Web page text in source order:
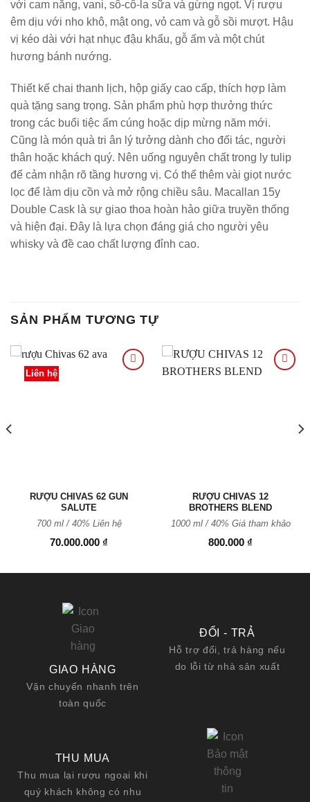
với cam nắng, vani, sô-cô-la sữa và gừng ngọt. Vị rượu
êm dịu với nho khô, mật ong, vỏ cam và gỗ sồi mượt. Hậu
vị kéo dài với hạt nhục đậu khấu, gỗ ấm và một chút
hương bánh nướng.
Thiết kế chai thanh lịch, hộp giấy cao cấp, thích hợp làm
quà tặng sang trọng. Sản phẩm phù hợp thưởng thức
trong các buổi tiệc ấm cúng hoặc dịp mừng năm mới.
Cũng là món quà tri ân lý tưởng dành cho đối tác, người
thân hoặc khách quý. Nên uống nguyên chất trong ly tulip
để cảm nhận rõ tầng hương vị. Có thể thêm vài giọt nước
lọc để làm dịu cồn và mở rộng chiều sâu. Macallan 15y
Double Cask là sự giao thoa hoàn hảo giữa truyền thống
và hiện đại. Đây là lựa chọn đáng giá cho người yêu
whisky và đề cao chất lượng đỉnh cao.
SẢN PHẨM TƯƠNG TỰ
Liên hệ
RƯỢU CHIVAS 62 GUN
SALUTE
70.000.000 ₫
700 ml / 40% Liên hệ
RƯỢU CHIVAS 12
BROTHERS BLEND
800.000 ₫
1000 ml / 40% Giá tham khảo
GIAO HÀNG
Vận chuyển nhanh trên
toàn quốc
ĐỔI - TRẢ
Hỗ trợ đổi, trả hàng nếu
do lỗi từ nhà sản xuất
THU MUA
Thu mua lại rượu ngoại khi
quý khách không có nhu